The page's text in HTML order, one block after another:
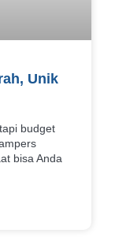
Unik
budget
bisa Anda